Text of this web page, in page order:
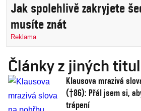
Jak spolehlivě zakryjete
musíte znát
Reklama
Články z jiných
Klausova mrazivá
(†86): Přál jsem si,
trápení